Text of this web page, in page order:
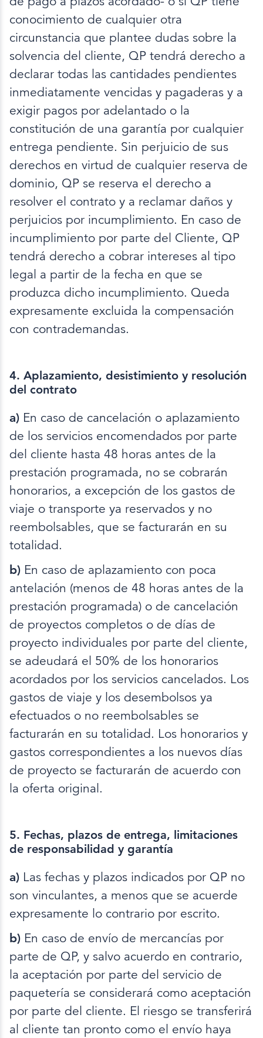
conocimiento de cualquier otra
circunstancia que plantee dudas sobre la
solvencia del cliente, QP tendrá derecho a
declarar todas las cantidades pendientes
inmediatamente vencidas y pagaderas y a
exigir pagos por adelantado o la
constitución de una garantía por cualquier
entrega pendiente. Sin perjuicio de sus
derechos en virtud de cualquier reserva de
dominio, QP se reserva el derecho a
resolver el contrato y a reclamar daños y
perjuicios por incumplimiento. En caso de
incumplimiento por parte del Cliente, QP
tendrá derecho a cobrar intereses al tipo
legal a partir de la fecha en que se
produzca dicho incumplimiento. Queda
expresamente excluida la compensación
con contrademandas.
4. Aplazamiento, desistimiento y resolución
del contrato
a) En caso de cancelación o aplazamiento
de los servicios encomendados por parte
del cliente hasta 48 horas antes de la
prestación programada, no se cobrarán
honorarios, a excepción de los gastos de
viaje o transporte ya reservados y no
reembolsables, que se facturarán en su
totalidad.
b) En caso de aplazamiento con poca
antelación (menos de 48 horas antes de la
prestación programada) o de cancelación
de proyectos completos o de días de
proyecto individuales por parte del cliente,
se adeudará el 50% de los honorarios
acordados por los servicios cancelados. Los
gastos de viaje y los desembolsos ya
efectuados o no reembolsables se
facturarán en su totalidad. Los honorarios y
gastos correspondientes a los nuevos días
de proyecto se facturarán de acuerdo con
la oferta original.
5. Fechas, plazos de entrega, limitaciones
de responsabilidad y garantía
a) Las fechas y plazos indicados por QP no
son vinculantes, a menos que se acuerde
expresamente lo contrario por escrito.
b) En caso de envío de mercancías por
parte de QP, y salvo acuerdo en contrario,
la aceptación por parte del servicio de
paquetería se considerará como aceptación
por parte del cliente. El riesgo se transferirá
al cliente tan pronto como el envío haya